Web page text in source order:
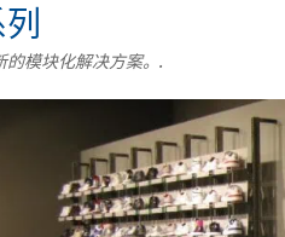
模块化解决方案。.